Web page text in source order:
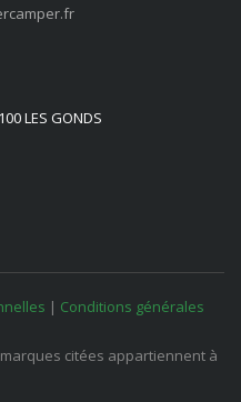
LES GONDS
| Conditions générales
citées appartiennent à